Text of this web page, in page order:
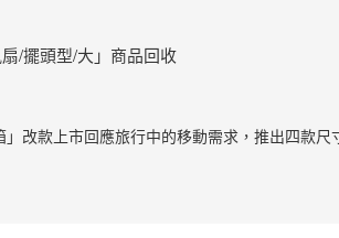
/擺頭型/大」商品回收
改款上市回應旅行中的移動需求，推出四款尺